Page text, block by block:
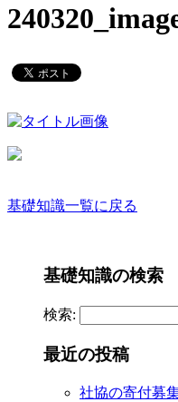
基礎知識一覧に戻る
基礎知識の検索
検索:
最近の投稿
社協の寄付募